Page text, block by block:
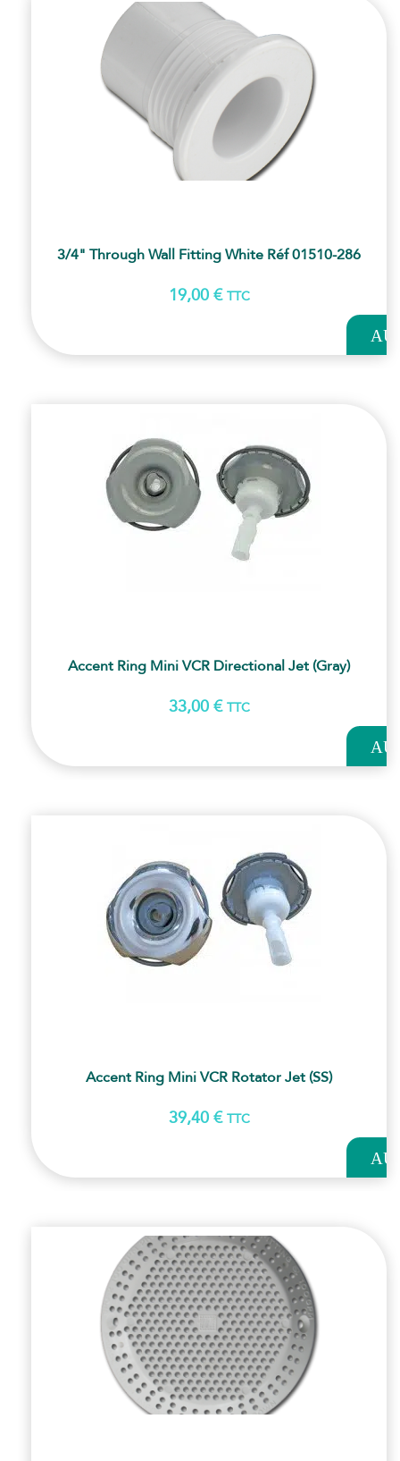
3/4" Through Wall Fitting White Réf 01510-286
19,00 € TTC
AU
Accent Ring Mini VCR Directional Jet (Gray)
33,00 € TTC
AU
Accent Ring Mini VCR Rotator Jet (SS)
39,40 € TTC
AU